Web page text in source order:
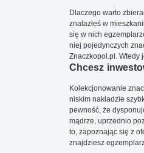
Dlaczego warto
znalazłeś w
się w nich
niej pojedynczych
Znaczkopol.pl. Wtedy
Chcesz
Kolekcjonowanie
niskim nakładzie
pewność, że
mądrze, uprzednio
to, zapoznając się z
znajdziesz